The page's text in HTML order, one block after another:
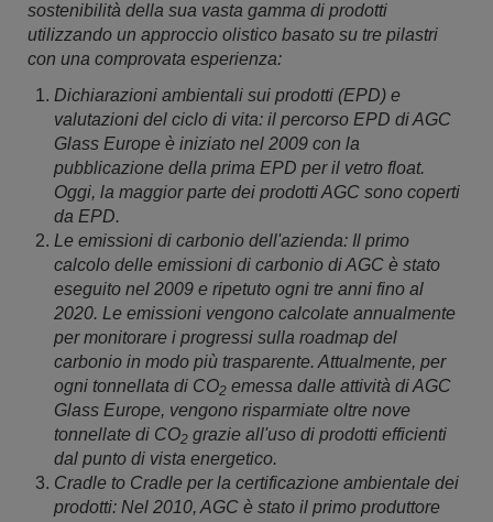
sostenibilità della sua vasta gamma di prodotti
utilizzando un approccio olistico basato su tre pilastri
con una comprovata esperienza:
Dichiarazioni ambientali sui prodotti (EPD) e
valutazioni del ciclo di vita: il percorso EPD di AGC
Glass Europe è iniziato nel 2009 con la
pubblicazione della prima EPD per il vetro float.
Oggi, la maggior parte dei prodotti AGC sono coperti
da EPD.
Le emissioni di carbonio dell'azienda: Il primo
calcolo delle emissioni di carbonio di AGC è stato
eseguito nel 2009 e ripetuto ogni tre anni fino al
2020. Le emissioni vengono calcolate annualmente
per monitorare i progressi sulla roadmap del
carbonio in modo più trasparente. Attualmente, per
ogni tonnellata di CO2 emessa dalle attività di AGC
Glass Europe, vengono risparmiate oltre nove
tonnellate di CO2 grazie all'uso di prodotti efficienti
dal punto di vista energetico.
Cradle to Cradle per la certificazione ambientale dei
prodotti: Nel 2010, AGC è stato il primo produttore